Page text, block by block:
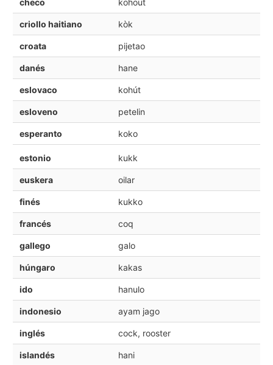
checo kohout
criollo haitiano kòk
croata pijetao
danés hane
eslovaco kohút
esloveno petelin
esperanto koko
estonio kukk
euskera oilar
finés kukko
francés coq
gallego galo
húngaro kakas
ido hanulo
indonesio ayam jago
inglés cock, rooster
islandés hani